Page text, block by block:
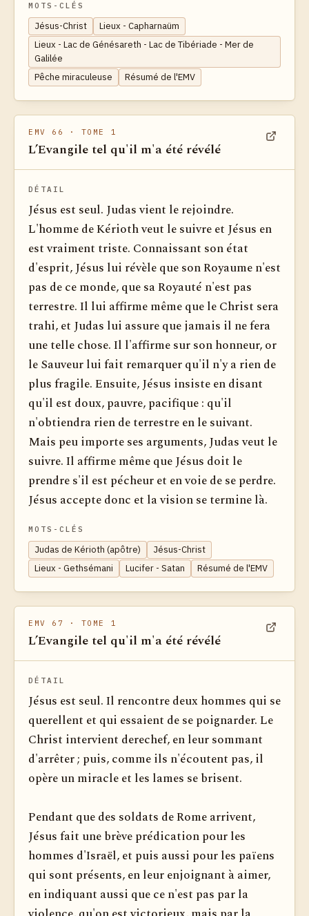
MOTS-CLÉS
Jésus-Christ
Lieux - Capharnaüm
Lieux - Lac de Génésareth - Lac de Tibériade - Mer de
Galilée
Pêche miraculeuse
Résumé de l'EMV
EMV 66 · TOME 1
L’Evangile tel qu'il m'a été révélé
DÉTAIL
Jésus est seul. Judas vient le rejoindre.
L'homme de Kérioth veut le suivre et Jésus en
est vraiment triste. Connaissant son état
d'esprit, Jésus lui révèle que son Royaume n'est
pas de ce monde, que sa Royauté n'est pas
terrestre. Il lui affirme même que le Christ sera
trahi, et Judas lui assure que jamais il ne fera
une telle chose. Il l'affirme sur son honneur, or
le Sauveur lui fait remarquer qu'il n'y a rien de
plus fragile. Ensuite, Jésus insiste en disant
qu'il est doux, pauvre, pacifique : qu'il
n'obtiendra rien de terrestre en le suivant.
Mais peu importe ses arguments, Judas veut le
suivre. Il affirme même que Jésus doit le
prendre s'il est pécheur et en voie de se perdre.
Jésus accepte donc et la vision se termine là.
MOTS-CLÉS
Judas de Kérioth (apôtre)
Jésus-Christ
Lieux - Gethsémani
Lucifer - Satan Résumé de l'EMV
EMV 67 · TOME 1
L’Evangile tel qu'il m'a été révélé
DÉTAIL
Jésus est seul. Il rencontre deux hommes qui se
querellent et qui essaient de se poignarder. Le
Christ intervient derechef, en leur sommant
d'arrêter ; puis, comme ils n'écoutent pas, il
opère un miracle et les lames se brisent.
Pendant que des soldats de Rome arrivent,
Jésus fait une brève prédication pour les
hommes d'Israël, et puis aussi pour les païens
qui sont présents, en leur enjoignant à aimer,
en indiquant aussi que ce n'est pas par la